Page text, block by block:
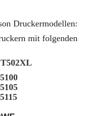
Druckermodellen:
mit folgenden